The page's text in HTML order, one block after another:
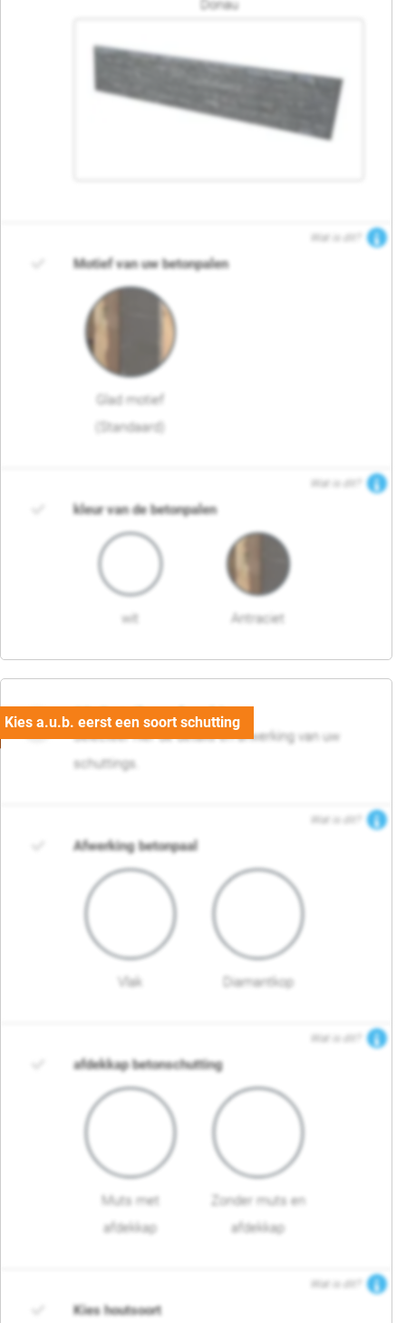
Donau
Wat is dit?
Motief van uw betonpalen
Glad motief
(Standaard)
Wat is dit?
kleur van de betonpalen
wit Antraciet
03. Detail en afwerking
Selecteer hier de details en afwerking van uw
schuttings.
Wat is dit?
Afwerking betonpaal
Vlak Diamantkop
Wat is dit?
afdekkap betonschutting
Muts met
afdekkap
Zonder muts en
afdekkap
Wat is dit?
Kies houtsoort